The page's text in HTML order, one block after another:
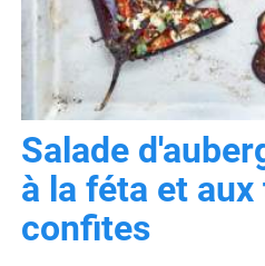
Salade
à la féta et
confites